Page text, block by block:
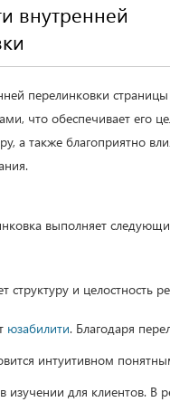
внутренней
перелинковки
что обеспечивает его
а также благоприятно
выполняет
структуру и целостность
юзабилити. Благодаря
интуитивном
для клиентов. В